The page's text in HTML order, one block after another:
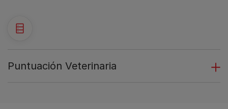
Puntuación Veterinaria